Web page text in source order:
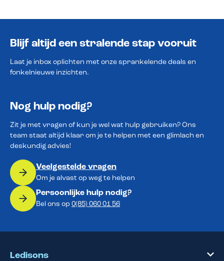
Blijf altijd een stralende stap vooruit
Laat je inbox oplichten met onze sprankelende deals en
fonkelnieuwe inzichten.
Nog hulp nodig?
Zit je met vragen of kun je wel wat hulp gebruiken? Ons
team staat altijd klaar om je te helpen met een glimlach en
deskundig advies!
Veelgestelde vragen
Om je alvast op weg te helpen
Persoonlijke hulp nodig?
Bel ons op 0(85) 060 01 56
Ledisons